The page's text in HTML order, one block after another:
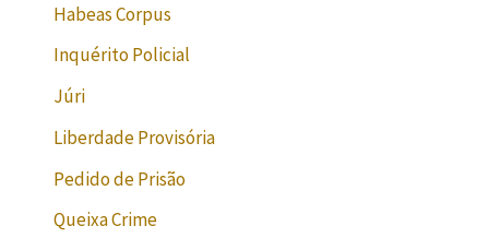
Habeas Corpus
Inquérito Policial
Júri
Liberdade Provisória
Pedido de Prisão
Queixa Crime